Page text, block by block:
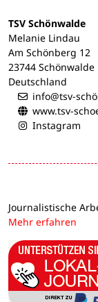
TSV Schönwalde
Melanie Lindau
Am Schönberg 12
23744 Schönwalde
Deutschland
info@tsv-
www.tsv-
Instagram
Journalistische
Mehr erfahren